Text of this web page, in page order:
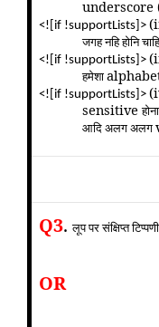
underscore
<![if !supportLists]>
जगह नहि होनि
<![if !supportLists]>
हमेशा
<![if !supportLists]>
sensitive
आदि अलग अलग
Q3.लूप पर संक्षिप्त
OR